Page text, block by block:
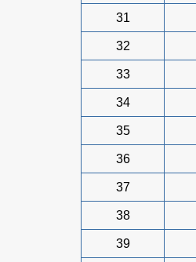
31
32
33
34
35
36
37
38
39